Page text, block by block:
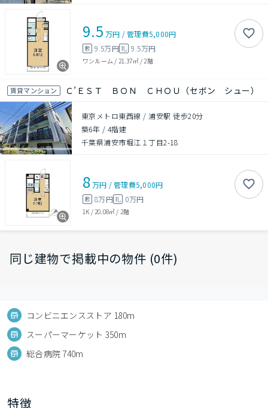
9.5 万円 /管理費5,000円
敷 9.5万円礼 9.5万円
ワンルーム / 21.37㎡/ 2階
賃貸マンション Ｃ’ＥＳＴ ＢＯＮ ＣＨＯＵ（セボン シュー）
東京メトロ東西線 / 浦安駅 徒歩20分
築6年 / 4階建
千葉県浦安市堀江１丁目2-18
8万円 /管理費5,000円
敷 8万円礼 0万円
1K / 20.08㎡ / 2階
同じ建物で掲載中の物件 (0件)
コンビニエンスストア 180m
スーパーマーケット 350m
総合病院 740m
特徴